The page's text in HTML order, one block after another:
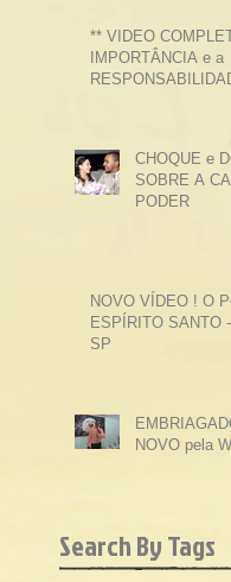
** VIDEO
IMPORTÂNCIA e a
CHOQUE e
SOBRE A
PODER
NOVO VÍDEO ! O
ESPÍRITO SANTO -
SP
NOVO pela
Search By Tags